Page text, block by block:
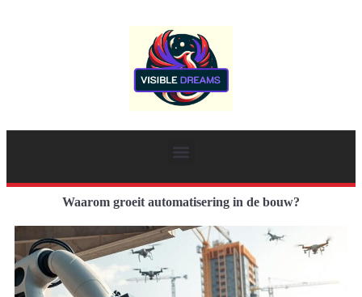
Waarom groeit automatisering in de bouw?